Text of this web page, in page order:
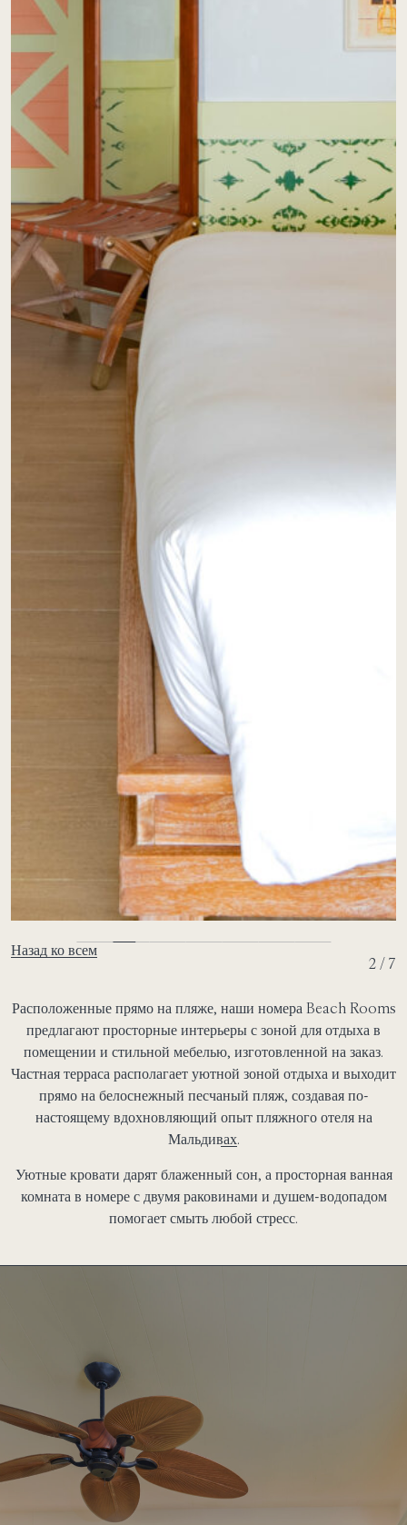
Назад ко всем
2 / 7
Расположенные прямо на пляже, наши номера Beach Rooms
предлагают просторные интерьеры с зоной для отдыха в
помещении и стильной мебелью, изготовленной на заказ.
Частная терраса располагает уютной зоной отдыха и выходит
прямо на белоснежный песчаный пляж, создавая по-
настоящему вдохновляющий опыт пляжного отеля на
Мальдивах.
Уютные кровати дарят блаженный сон, а просторная ванная
комната в номере с двумя раковинами и душем-водопадом
помогает смыть любой стресс.